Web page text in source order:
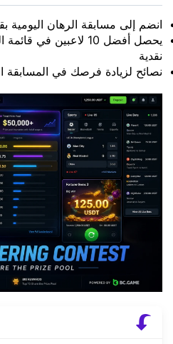
انضم إلى مسابقة الرهان اليومية بقيمة 50,000
يحصل أفضل 10 لاعبين
نقدية
نصائح لزيادة فرصك في المسابقة